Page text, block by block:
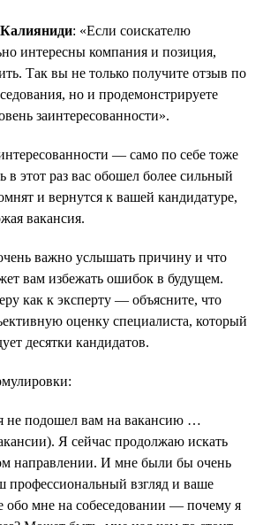
: «Если соискателю
интересны компания и позиция,
Так вы не только получите отзыв по
но и продемонстрируете
заинтересованности».
— само по себе тоже
в этот раз вас обошел более сильный
и вернутся к вашей кандидатуре,
вакансия.
важно услышать причину и что
вам избежать ошибок в будущем.
как к эксперту — объясните, что
оценку специалиста, который
десятки кандидатов.
не подошел вам на вакансию …
Я сейчас продолжаю искать
направлении. И мне были бы очень
профессиональный взгляд и ваше
обо мне на собеседовании — почему я